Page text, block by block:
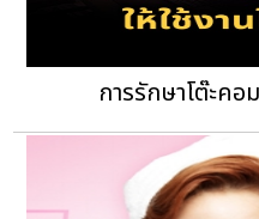
การรักษาโต๊ะคอ